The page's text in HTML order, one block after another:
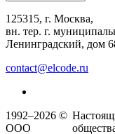
125315, г. Москва,
вн. тер. г.
Ленинградский, дом
contact@elcode.ru
1992–2026 ©
ООО